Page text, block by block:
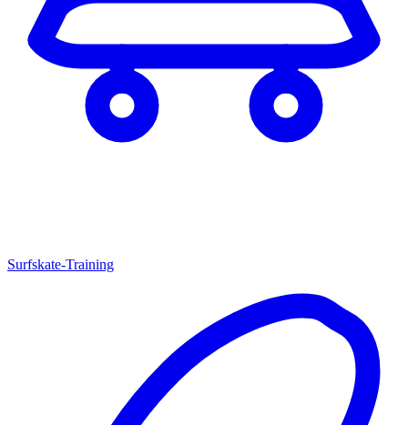
Surfskate-Training